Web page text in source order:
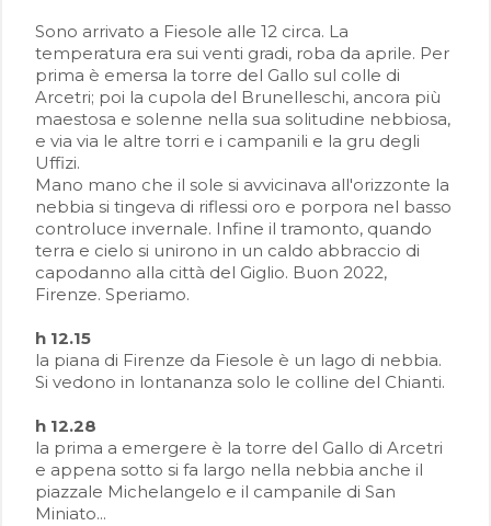
Sono arrivato a Fiesole alle 12 circa. La
temperatura era sui venti gradi, roba da aprile. Per
prima è emersa la torre del Gallo sul colle di
Arcetri; poi la cupola del Brunelleschi, ancora più
maestosa e solenne nella sua solitudine nebbiosa,
e via via le altre torri e i campanili e la gru degli
Uffizi.
Mano mano che il sole si avvicinava all'orizzonte la
nebbia si tingeva di riflessi oro e porpora nel basso
controluce invernale. Infine il tramonto, quando
terra e cielo si unirono in un caldo abbraccio di
capodanno alla città del Giglio. Buon 2022,
Firenze. Speriamo.
h 12.15
la piana di Firenze da Fiesole è un lago di nebbia.
Si vedono in lontananza solo le colline del Chianti.
h 12.28
la prima a emergere è la torre del Gallo di Arcetri
e appena sotto si fa largo nella nebbia anche il
piazzale Michelangelo e il campanile di San
Miniato...